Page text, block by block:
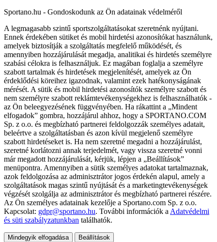
Sportano.hu - Gondoskodunk az Ön adatainak védelméről
A legmagasabb szintű sportszolgáltatásokat szeretnénk nyújtani.
Ennek érdekében sütiket és mobil hirdetési azonosítókat használunk,
amelyek biztosítják a szolgáltatás megfelelő működését, és
amennyiben hozzájárulását megadja, analitikai és hirdetés személyre
szabási célokra is felhasználjuk. Ez magában foglalja a személyre
szabott tartalmak és hirdetések megjelenítését, amelyek az Ön
érdeklődési köreihez igazodnak, valamint ezek hatékonyságának
mérését. A sütik és mobil hirdetési azonosítók személyre szabott és
nem személyre szabott reklámtevékenységekhez is felhasználhatók -
az Ön beleegyezésének függvényében. Ha rákattint a „Mindent
elfogadok” gombra, hozzájárul ahhoz, hogy a SPORTANO.COM
Sp. z o.o. és megbízható partnerei feldolgozzák személyes adatait,
beleértve a szolgáltatásban és azon kívül megjelenő személyre
szabott hirdetéseket is. Ha nem szeretné megadni a hozzájárulást,
szeretné korlátozni annak terjedelmét, vagy vissza szeretné vonni
már megadott hozzájárulását, kérjük, lépjen a „Beállítások”
menüpontra. Amennyiben a sütik személyes adatokat tartalmaznak,
azok feldolgozása az adminisztrátor jogos érdekén alapul, amely a
szolgáltatások magas szintű nyújtását és a marketingtevékenységek
végzését szolgálja az adminisztrátor és megbízható partnerei részére.
Az Ön személyes adatainak kezelője a Sportano.com Sp. z o.o.
Kapcsolat: gdpr@sportano.hu. További információk a Adatvédelmi
és süti szabályzatunkban találhatók.
Mindegyik elfogadása Beállítások